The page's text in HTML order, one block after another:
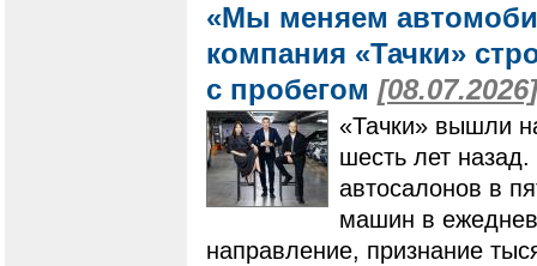
«Мы меняем
компания «Тачки»
с пробегом [08.07.2026]
«Тачки» вышли
шесть лет
автосалонов в
машин в
направление, признание